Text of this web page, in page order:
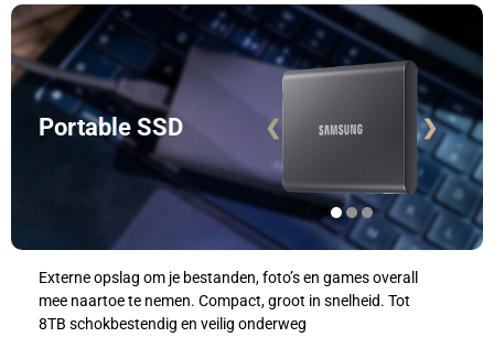
Portable SSD ❮ ❯
Externe opslag om je bestanden, foto’s en games overall
mee naartoe te nemen. Compact, groot in snelheid. Tot
8TB schokbestendig en veilig onderweg